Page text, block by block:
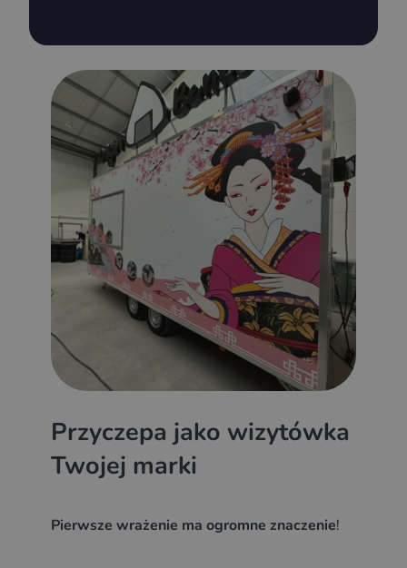
Przyczepa jako wizytówka
Twojej marki
Pierwsze wrażenie ma ogromne znaczenie!